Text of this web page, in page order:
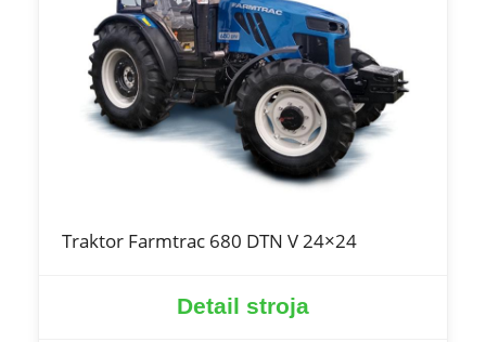
Traktor Farmtrac 680 DTN V 24×24
Detail stroja